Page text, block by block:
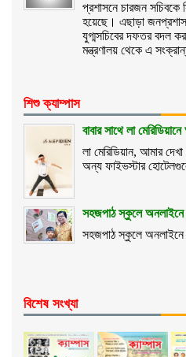
প্রশাসনে চারজন সচিবকে
হয়েছে। এছাড়া
যুগ্মসচিবের দফতর বদল
মন্ত্রণালয় থেকে এ
শিশু ক্যাম্পাস
বাবার সাথে লা
লা মেরিডিয়ান, আমার
অন্য ফাইভস্টার
সহজপাঠ স্কুলে অনলাইনে
সহজপাঠ স্কুলে অনলাইনে
বিশেষ সংখ্যা